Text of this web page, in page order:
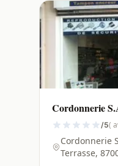
Cordonnerie
/5(
Cordonnerie
Terrasse,